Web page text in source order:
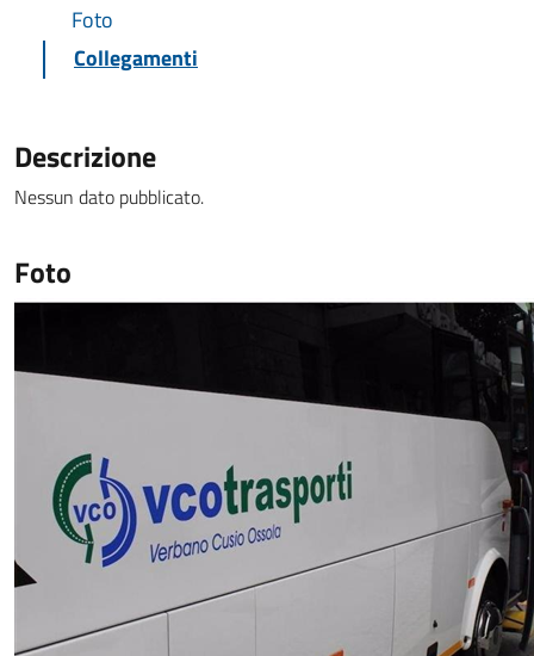
Foto
Collegamenti
Descrizione
Nessun dato pubblicato.
Foto